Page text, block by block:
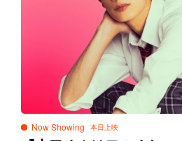
Now Showing